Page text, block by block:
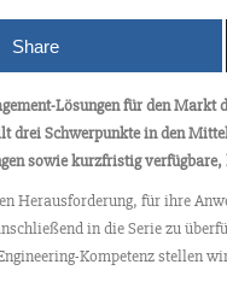
Share
Lösungen für den
drei Schwerpunkte in den
sowie kurzfristig
Herausforderung, für ihre
in die Serie zu
Kompetenz stellen